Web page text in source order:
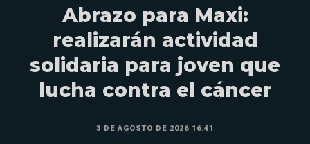
Abrazo para Maxi:
realizarán actividad
solidaria para joven que
lucha contra el cáncer
3 DE AGOSTO DE 2026 16:41